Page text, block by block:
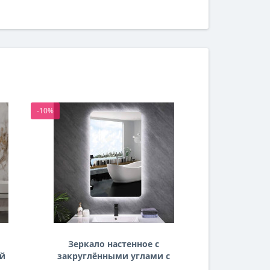
-10%
Зеркало настенное с
закруглёнными углами с